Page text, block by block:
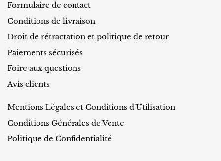
Formulaire de contact
Conditions de livraison
Droit de rétractation et politique de retour
Paiements sécurisés
Foire aux questions
Avis clients
Mentions Légales et Conditions d'Utilisation
Conditions Générales de Vente
Politique de Confidentialité